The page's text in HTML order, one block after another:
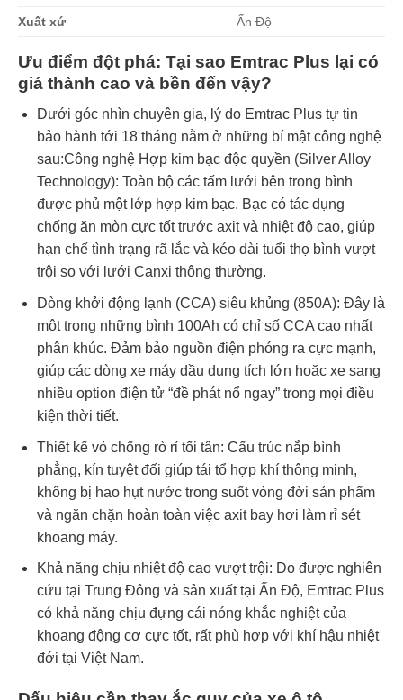
Xuất xứ Ấn Độ
Ưu điểm đột phá: Tại sao Emtrac Plus lại có
giá thành cao và bền đến vậy?
Dưới góc nhìn chuyên gia, lý do Emtrac Plus tự tin
bảo hành tới 18 tháng nằm ở những bí mật công nghệ
sau:Công nghệ Hợp kim bạc độc quyền (Silver Alloy
Technology): Toàn bộ các tấm lưới bên trong bình
được phủ một lớp hợp kim bạc. Bạc có tác dụng
chống ăn mòn cực tốt trước axit và nhiệt độ cao, giúp
hạn chế tình trạng rã lắc và kéo dài tuổi thọ bình vượt
trội so với lưới Canxi thông thường.
Dòng khởi động lạnh (CCA) siêu khủng (850A): Đây là
một trong những bình 100Ah có chỉ số CCA cao nhất
phân khúc. Đảm bảo nguồn điện phóng ra cực mạnh,
giúp các dòng xe máy dầu dung tích lớn hoặc xe sang
nhiều option điện tử “đề phát nổ ngay” trong mọi điều
kiện thời tiết.
Thiết kế vỏ chống rò rỉ tối tân: Cấu trúc nắp bình
phẳng, kín tuyệt đối giúp tái tổ hợp khí thông minh,
không bị hao hụt nước trong suốt vòng đời sản phẩm
và ngăn chặn hoàn toàn việc axit bay hơi làm rỉ sét
khoang máy.
Khả năng chịu nhiệt độ cao vượt trội: Do được nghiên
cứu tại Trung Đông và sản xuất tại Ấn Độ, Emtrac Plus
có khả năng chịu đựng cái nóng khắc nghiệt của
khoang động cơ cực tốt, rất phù hợp với khí hậu nhiệt
đới tại Việt Nam.